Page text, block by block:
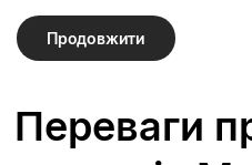
Продовжити
Переваги